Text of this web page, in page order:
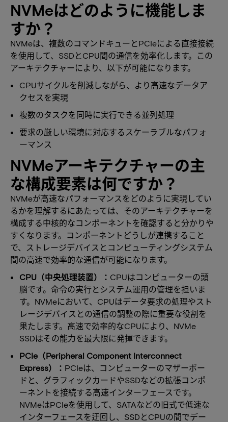
NVMeはどのように機能しま
すか？
NVMeは、複数のコマンドキューとPCIeによる直接接続
を使用して、SSDとCPU間の通信を効率化します。この
アーキテクチャーにより、以下が可能になります。
CPUサイクルを削減しながら、より高速なデータア
クセスを実現
複数のタスクを同時に実行できる並列処理
要求の厳しい環境に対応するスケーラブルなパフォ
ーマンス
NVMeアーキテクチャーの主
な構成要素は何ですか？
NVMeが高速なパフォーマンスをどのように実現してい
るかを理解するにあたっては、そのアーキテクチャーを
構成する中核的なコンポーネントを確認すると分かりや
すくなります。コンポーネントどうしが連携すること
で、ストレージデバイスとコンピューティングシステム
間の高速で効率的な通信が可能になります。
CPU（中央処理装置）： CPUはコンピューターの頭
脳です。命令の実行とシステム運用の管理を担いま
す。NVMeにおいて、CPUはデータ要求の処理やスト
レージデバイスとの通信の調整の際に重要な役割を
果たします。高速で効率的なCPUにより、NVMe
SSDはその能力を最大限に発揮できます。
PCIe（Peripheral Component Interconnect
Express）： PCIeは、コンピューターのマザーボー
ドと、グラフィックカードやSSDなどの拡張コンポ
ーネントを接続する高速インターフェースです。
NVMeはPCIeを使用して、SATAなどの旧式で低速な
インターフェースを迂回し、SSDとCPUの間でデー